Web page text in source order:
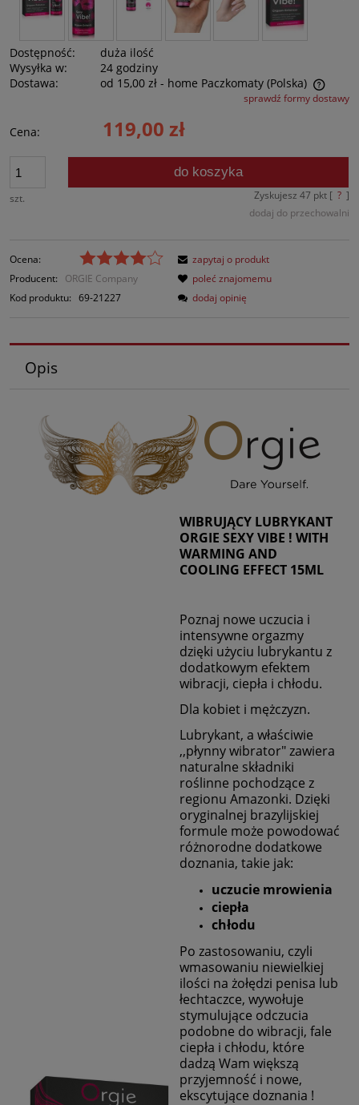
Dostępność:
duża ilość
Wysyłka w:
24 godziny
Dostawa:
od 15,00 zł - home Paczkomaty (Polska)
Cena nie zawiera ewentualnych kosztów płatnościsprawdź formy dostawy
Cena: 119,00 zł
szt.
do koszyka
Zyskujesz 47 pkt [ ? ]
dodaj do przechowalni
Ocena:
Producent:
ORGIE Company
Kod produktu: 69-21227
zapytaj o produkt
poleć znajomemu
dodaj opinię
Opis
WIBRUJĄCY LUBRYKANT
ORGIE SEXY VIBE ! WITH
WARMING AND
COOLING EFFECT 15ML
Poznaj nowe uczucia i
intensywne orgazmy
dzięki użyciu lubrykantu z
dodatkowym efektem
wibracji, ciepła i chłodu.
Dla kobiet i mężczyzn.
Lubrykant, a właściwie
,,płynny wibrator" zawiera
naturalne składniki
roślinne pochodzące z
regionu Amazonki. Dzięki
oryginalnej brazylijskiej
formule może powodować
różnorodne dodatkowe
doznania, takie jak:
uczucie mrowienia
ciepła
chłodu
Po zastosowaniu, czyli
wmasowaniu niewielkiej
ilości na żołędzi penisa lub
łechtaczce, wywołuje
stymulujące odczucia
podobne do wibracji, fale
ciepła i chłodu, które
dadzą Wam większą
przyjemność i nowe,
ekscytujące doznania !